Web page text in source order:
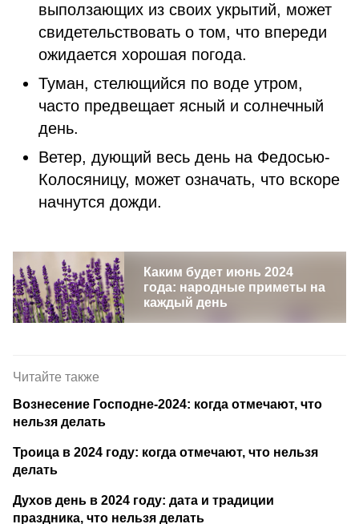
выползающих из своих укрытий, может
свидетельствовать о том, что впереди
ожидается хорошая погода.
Туман, стелющийся по воде утром,
часто предвещает ясный и солнечный
день.
Ветер, дующий весь день на Федосью-
Колосяницу, может означать, что вскоре
начнутся дожди.
Каким будет июнь 2024
года: народные приметы на
каждый день
Читайте также
Вознесение Господне-2024: когда отмечают, что
нельзя делать
Троица в 2024 году: когда отмечают, что нельзя
делать
Духов день в 2024 году: дата и традиции
праздника, что нельзя делать